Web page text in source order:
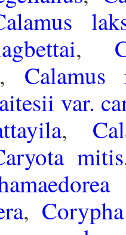
,
, Calamus
var.
,
mitis
,